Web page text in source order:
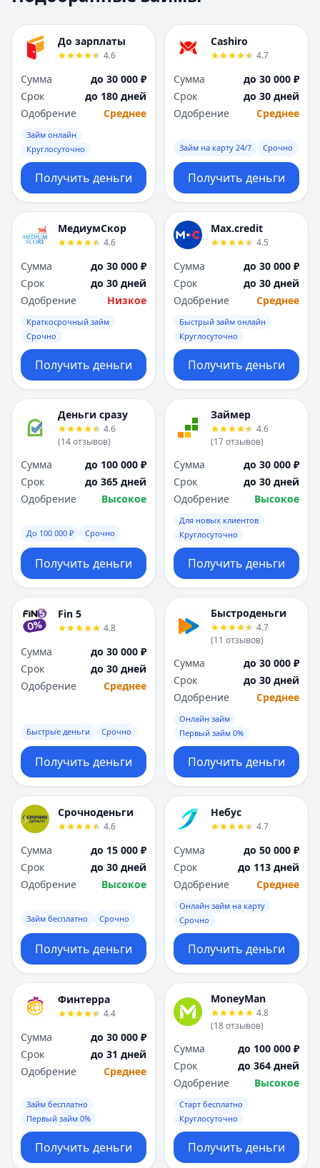
Н
Набережные Челны
Новокузнецк
Новосибирск
О
Оренбург
П
Пенза
Пермь
Ростов-на-Дону
Самара
Санкт-Петербург
Саратов
Севастополь
Сургут
Т
Тверь
Тольятти
Томск
Тюмень
У
Уфа
Х
Хабаровск
Ч
Чебоксары
Челябинск
Чита
Я
Ярославль
Вся Россия
Н
Набережные
Новокузнецк
Новосибирск
О
Оренбург
П
Пенза
Пермь
Ростов-на-Дону
Самара
Санкт-Петербург
Саратов
Севастополь
Сургут
Т
Тверь
Тольятти
Томск
Тюмень
У
Уфа
Х
Хабаровск
Ч
Чебоксары
Челябинск
Чита
Я
Ярославль
Вся Россия
До зарплаты
4.6
Сумма
до 30 000 ₽
Срок
до 180 дней
Одобрение
Среднее
Займ онлайн
Круглосуточно
Получить деньги
Cashiro
4.7
Сумма
до 30 000 ₽
Срок
до 30 дней
Одобрение
Среднее
Займ на карту 24/7 Срочно
Получить деньги
МедиумСкор
4.6
Сумма
до 30 000 ₽
Срок
до 30 дней
Одобрение
Низкое
Краткосрочный займ
Срочно
Получить деньги
Max.credit
4.5
Сумма
до 30 000 ₽
Срок
до 30 дней
Одобрение
Среднее
Быстрый займ онлайн
Круглосуточно
Получить деньги
Деньги сразу
4.6
(14отзывов)
Сумма
до 100 000 ₽
Срок
до 365 дней
Одобрение
Высокое
До 100 000 ₽ Срочно
Получить деньги
Займер
4.6
(17отзывов)
Сумма
до 30 000 ₽
Срок
до 30 дней
Одобрение
Высокое
Для новых клиентов
Круглосуточно
Получить деньги
Fin 5
4.8
Сумма
до 30 000 ₽
Срок
до 30 дней
Одобрение
Среднее
Быстрые деньги Срочно
Получить деньги
Быстроденьги
4.7
(11 отзывов)
Сумма
до 30 000 ₽
Срок
до 30 дней
Одобрение
Среднее
Онлайн займ
Первый займ 0%
Получить деньги
Срочноденьги
4.6
Сумма
до 15 000 ₽
Срок
до 30 дней
Одобрение
Высокое
Займ бесплатно Срочно
Получить деньги
Небус
4.7
Сумма
до 50 000 ₽
Срок
до 113 дней
Одобрение
Среднее
Онлайн займ на карту
Срочно
Получить деньги
Финтерра
4.4
Сумма
до 30 000 ₽
Срок
до 31 дней
Одобрение
Среднее
Займ бесплатно
Первый займ 0%
Получить деньги
MoneyMan
4.8
(18отзывов)
Сумма
до 100 000 ₽
Срок
до 364 дней
Одобрение
Высокое
Старт бесплатно
Круглосуточно
Получить деньги